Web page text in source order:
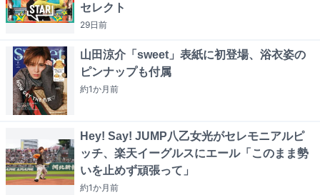
セレクト
29日前
山田涼介「sweet」表紙に初登場、浴衣姿の
ピンナップも付属
約1か月前
Hey! Say! JUMP八乙女光がセレモニアルピ
ッチ、楽天イーグルスにエール「このまま勢
いを止めず頑張って」
約1か月前